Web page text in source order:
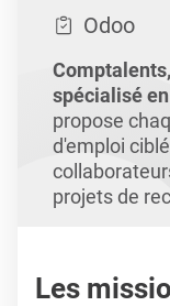
Odoo
spécialisé
propose
d'emploi
projets de
Les